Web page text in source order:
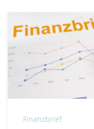
Finanzbrief